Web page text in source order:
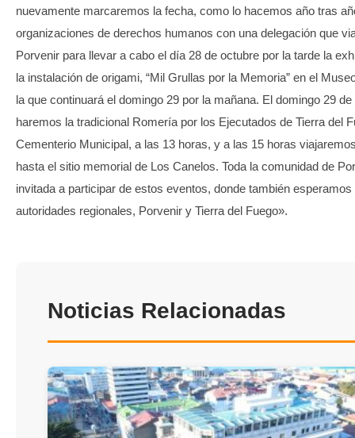
nuevamente marcaremos la fecha, como lo hacemos año tras
organizaciones de derechos humanos con una delegación que
Porvenir para llevar a cabo el día 28 de octubre por la tarde la
la instalación de origami, “Mil Grullas por la Memoria” en el
la que continuará el domingo 29 por la mañana. El domingo 29
haremos la tradicional Romería por los Ejecutados de Tierra del
Cementerio Municipal, a las 13 horas, y a las 15 horas
hasta el sitio memorial de Los Canelos. Toda la comunidad de
invitada a participar de estos eventos, donde también
autoridades regionales, Porvenir y Tierra del Fuego».
Noticias Relacionadas